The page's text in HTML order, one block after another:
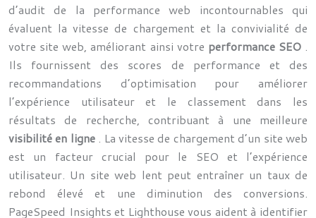
d’audit de la performance web incontournables qui
évaluent la vitesse de chargement et la convivialité de
votre site web, améliorant ainsi votre performance SEO .
Ils fournissent des scores de performance et des
recommandations d’optimisation pour améliorer
l’expérience utilisateur et le classement dans les
résultats de recherche, contribuant à une meilleure
visibilité en ligne . La vitesse de chargement d’un site web
est un facteur crucial pour le SEO et l’expérience
utilisateur. Un site web lent peut entraîner un taux de
rebond élevé et une diminution des conversions.
PageSpeed Insights et Lighthouse vous aident à identifier